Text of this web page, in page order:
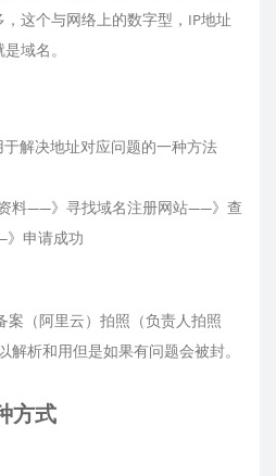
这个与网络上的数字型，IP地址
域名。
解决地址对应问题的一种方法
料——》寻找域名注册网站——》查
申请成功
案（阿里云）拍照（负责人拍照
解析和用但是如果有问题会被封。
方式